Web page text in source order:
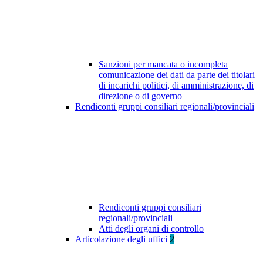
Sanzioni per mancata o incompleta
comunicazione dei dati da parte dei titolari
di incarichi politici, di amministrazione, di
direzione o di governo
Rendiconti gruppi consiliari regionali/provinciali
Rendiconti gruppi consiliari
regionali/provinciali
Atti degli organi di controllo
Articolazione degli uffici 2